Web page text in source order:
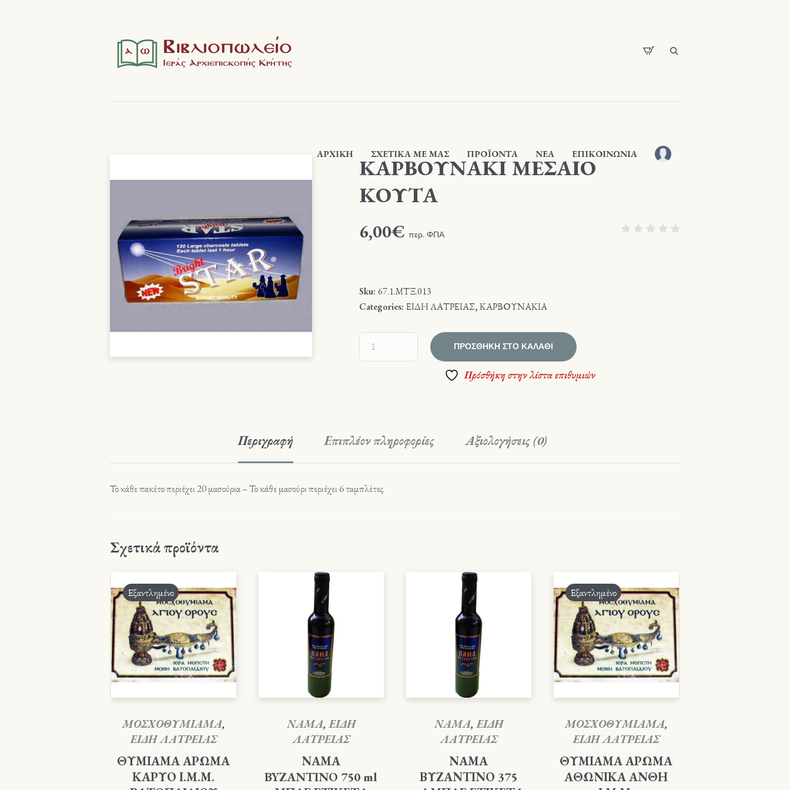
ΑΡΧΙΚΉ ΣΧΕΤΙΚΆ ΜΕ ΜΑΣ ΠΡΟΪΟΝΤΑ ΝΕΑ ΕΠΙΚΟΙΝΩΝΙΑ
ΚΑΡΒΟΥΝΑΚΙ ΜΕΣΑΙΟ
ΚΟΥΤΑ
6,00€ περ. ΦΠΑ
Sku:67.1.ΜΤΞ.013
Categories:ΕΙΔΗ ΛΑΤΡΕΙΑΣ,ΚΑΡΒΟΥΝΑΚΙΑ
ΠΡΟΣΘΉΚΗ ΣΤΟ ΚΑΛΆΘΙ
Πρόσθήκη στην λίστα επιθυμιών
Περιγραφή Επιπλέον πληροφορίες Αξιολογήσεις (0)
Το κάθε πακέτο περιέχει 20 μασούρια – Το κάθε μασούρι περιέχει 6 ταμπλέτες
Σχετικά προϊόντα
Εξαντλημένο
ΜΟΣΧΟΘΥΜΙΑΜΑ,
ΕΙΔΗ ΛΑΤΡΕΙΑΣ
ΘΥΜΙΑΜΑ ΑΡΩΜΑ
ΚΑΡΥΟ Ι.Μ.Μ.
ΝΑΜΑ,ΕΙΔΗ
ΛΑΤΡΕΙΑΣ
ΝΑΜΑ
BYZANTINO 750 ml
ΝΑΜΑ,ΕΙΔΗ
ΛΑΤΡΕΙΑΣ
ΝΑΜΑ
ΒΥΖΑΝΤΙΝΟ 375
Εξαντλημένο
ΜΟΣΧΟΘΥΜΙΑΜΑ,
ΕΙΔΗ ΛΑΤΡΕΙΑΣ
ΘΥΜΙΑΜΑ ΑΡΩΜΑ
ΑΘΩΝΙΚΑ ΑΝΘΗ